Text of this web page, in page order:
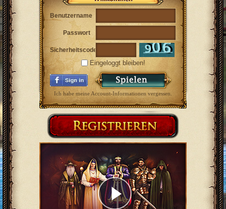
Benutzername
Passwort
Sicherheitscode
Eingeloggt bleiben!
Ich habe meine Account-Informationen vergessen.